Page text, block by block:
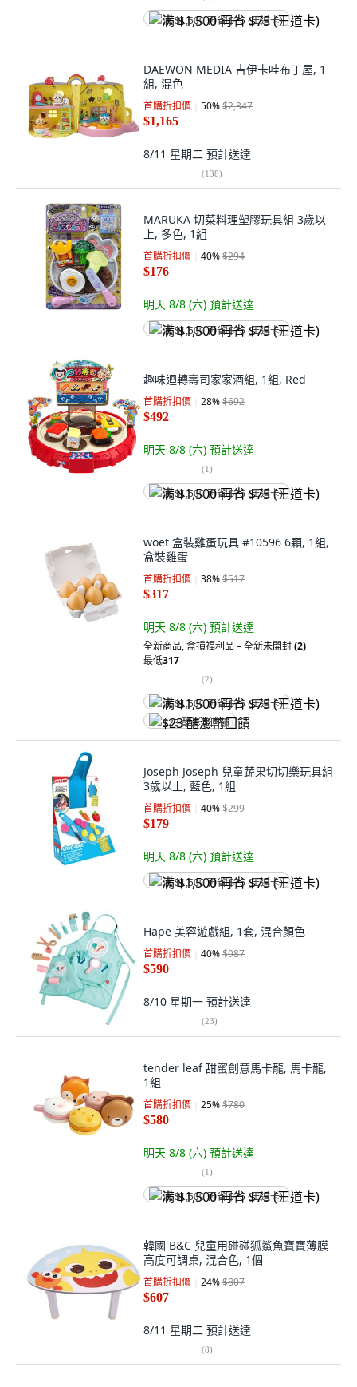
满 $1,500 再省 $75 (王道卡)
DAEWON MEDIA 吉伊卡哇布丁屋, 1
組, 混色
首購折扣價 50%$2,347
$1,165
8/11 星期二 預計送達
(138)
MARUKA 切菜料理塑膠玩具組 3歲以
上, 多色, 1組
首購折扣價 40%$294
$176
明天 8/8 (六) 預計送達
满 $1,500 再省 $75 (王道卡)
趣味迴轉壽司家家酒組, 1組, Red
首購折扣價 28%$692
$492
明天 8/8 (六) 預計送達
(1)
满 $1,500 再省 $75 (王道卡)
woet 盒裝雞蛋玩具 #10596 6顆, 1組,
盒裝雞蛋
首購折扣價 38%$517
$317
明天 8/8 (六) 預計送達
全新商品,盒損福利品 – 全新未開封(2)
最低317
(2)
满 $1,500 再省 $75 (王道卡)
$23 酷澎幣回饋
Joseph Joseph 兒童蔬果切切樂玩具組
3歲以上, 藍色, 1組
首購折扣價 40%$299
$179
明天 8/8 (六) 預計送達
满 $1,500 再省 $75 (王道卡)
Hape 美容遊戲組, 1套, 混合顏色
首購折扣價 40%$987
$590
8/10 星期一 預計送達
(23)
tender leaf 甜蜜創意馬卡龍, 馬卡龍,
1組
首購折扣價 25%$780
$580
明天 8/8 (六) 預計送達
(1)
满 $1,500 再省 $75 (王道卡)
韓國 B&C 兒童用碰碰狐鯊魚寶寶薄膜
高度可調桌, 混合色, 1個
首購折扣價 24%$807
$607
8/11 星期二 預計送達
(8)